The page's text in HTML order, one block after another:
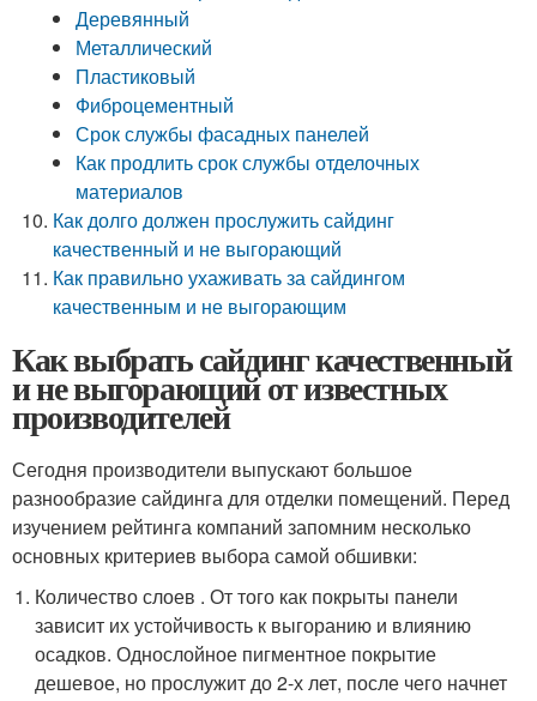
​Деревянный
​Металлический
​Пластиковый
​Фиброцементный
​Срок службы фасадных панелей
​Как продлить срок службы отделочных
материалов
Как долго должен прослужить сайдинг
качественный и не выгорающий
Как правильно ухаживать за сайдингом
качественным и не выгорающим
Как выбрать сайдинг качественный
и не выгорающий от известных
производителей
Сегодня производители выпускают большое
разнообразие сайдинга для отделки помещений. Перед
изучением рейтинга компаний запомним несколько
основных критериев выбора самой обшивки:
Количество слоев . От того как покрыты панели
зависит их устойчивость к выгоранию и влиянию
осадков. Однослойное пигментное покрытие
дешевое, но прослужит до 2-х лет, после чего начнет